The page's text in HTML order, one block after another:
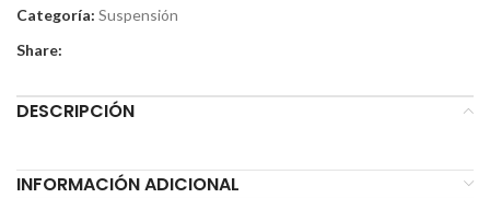
Categoría: Suspensión
Share:
DESCRIPCIÓN
INFORMACIÓN ADICIONAL